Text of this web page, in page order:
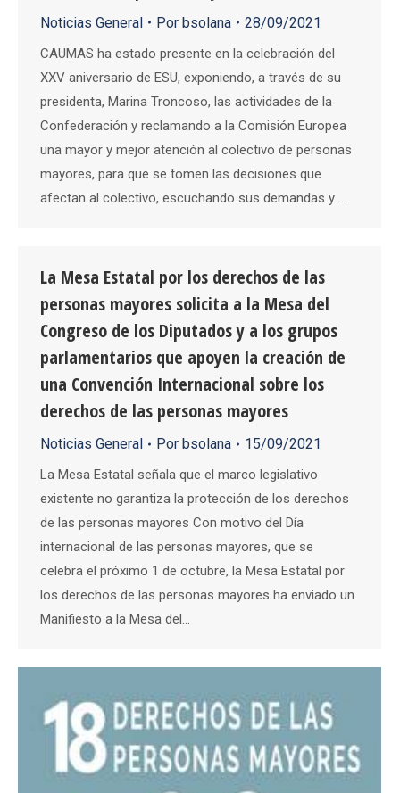
Noticias General Por bsolana 28/09/2021
CAUMAS ha estado presente en la celebración del
XXV aniversario de ESU, exponiendo, a través de su
presidenta, Marina Troncoso, las actividades de la
Confederación y reclamando a la Comisión Europea
una mayor y mejor atención al colectivo de personas
mayores, para que se tomen las decisiones que
afectan al colectivo, escuchando sus demandas y …
La Mesa Estatal por los derechos de las
personas mayores solicita a la Mesa del
Congreso de los Diputados y a los grupos
parlamentarios que apoyen la creación de
una Convención Internacional sobre los
derechos de las personas mayores
Noticias General Por bsolana 15/09/2021
La Mesa Estatal señala que el marco legislativo
existente no garantiza la protección de los derechos
de las personas mayores Con motivo del Día
internacional de las personas mayores, que se
celebra el próximo 1 de octubre, la Mesa Estatal por
los derechos de las personas mayores ha enviado un
Manifiesto a la Mesa del…